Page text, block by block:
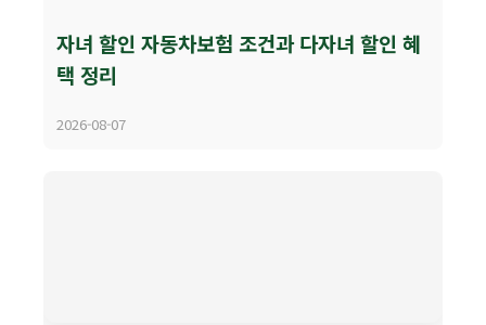
자녀 할인 자동차보험 조건과 다자녀 할인 혜
택 정리
2026-08-07